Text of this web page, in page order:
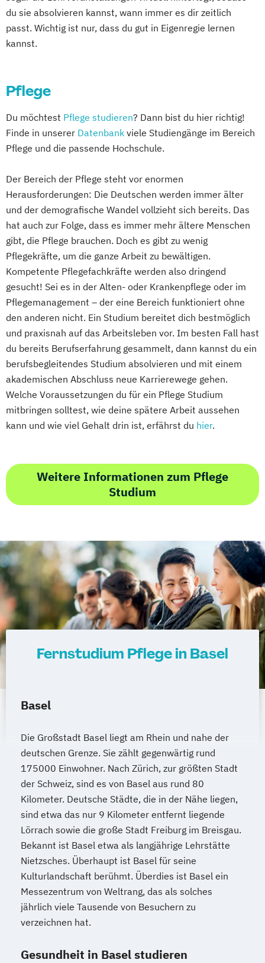
Lebensmittelmanagement und -
technologie
Pflege
Praxis- und Versorgungsmanagement
Soziale Arbeit
Soziale Arbeit im Online-Abendstudium
Therapiewissenschaften - Logopädie
Therapiewissenschaften - Physiotherapie
du sie absolvieren kannst, wann immer es dir zeitlich
passt. Wichtig ist nur, dass du gut in Eigenregie lernen
kannst.
Pflege
Du möchtest Pflege studieren? Dann bist du hier richtig!
Finde in unserer Datenbank viele Studiengänge im Bereich
Pflege und die passende Hochschule.
Der Bereich der Pflege steht vor enormen
Herausforderungen: Die Deutschen werden immer älter
und der demografische Wandel vollzieht sich bereits. Das
hat auch zur Folge, dass es immer mehr ältere Menschen
gibt, die Pflege brauchen. Doch es gibt zu wenig
Pflegekräfte, um die ganze Arbeit zu bewältigen.
Kompetente Pflegefachkräfte werden also dringend
gesucht! Sei es in der Alten- oder Krankenpflege oder im
Pflegemanagement – der eine Bereich funktioniert ohne
den anderen nicht. Ein Studium bereitet dich bestmöglich
und praxisnah auf das Arbeitsleben vor. Im besten Fall hast
du bereits Berufserfahrung gesammelt, dann kannst du ein
berufsbegleitendes Studium absolvieren und mit einem
akademischen Abschluss neue Karrierewege gehen.
Welche Voraussetzungen du für ein Pflege Studium
mitbringen solltest, wie deine spätere Arbeit aussehen
kann und wie viel Gehalt drin ist, erfährst du hier.
Weitere Informationen zum Pflege
Studium
Fernstudium Pflege in Basel
Basel
Die Großstadt Basel liegt am Rhein und nahe der
deutschen Grenze. Sie zählt gegenwärtig rund
175000 Einwohner. Nach Zürich, zur größten Stadt
der Schweiz, sind es von Basel aus rund 80
Kilometer. Deutsche Städte, die in der Nähe liegen,
sind etwa das nur 9 Kilometer entfernt liegende
Lörrach sowie die große Stadt Freiburg im Breisgau.
Bekannt ist Basel etwa als langjährige Lehrstätte
Nietzsches. Überhaupt ist Basel für seine
Kulturlandschaft berühmt. Überdies ist Basel ein
Messezentrum von Weltrang, das als solches
jährlich viele Tausende von Besuchern zu
verzeichnen hat.
Gesundheit in Basel studieren